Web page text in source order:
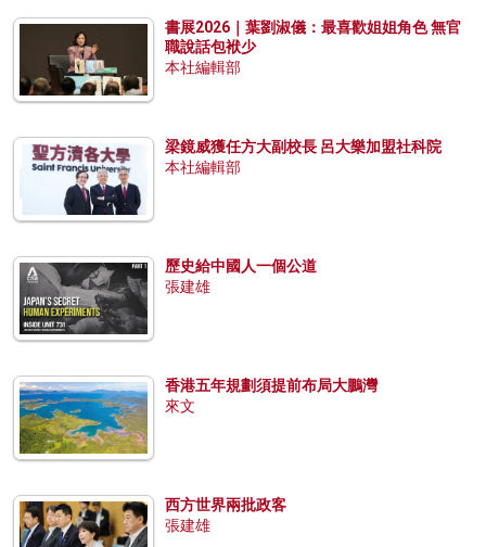
書展2026｜葉劉淑儀：最喜歡姐姐角色 無官
職說話包袱少
本社編輯部
梁鏡威獲任方大副校長 呂大樂加盟社科院
本社編輯部
歷史給中國人一個公道
張建雄
香港五年規劃須提前布局大鵬灣
來文
西方世界兩批政客
張建雄